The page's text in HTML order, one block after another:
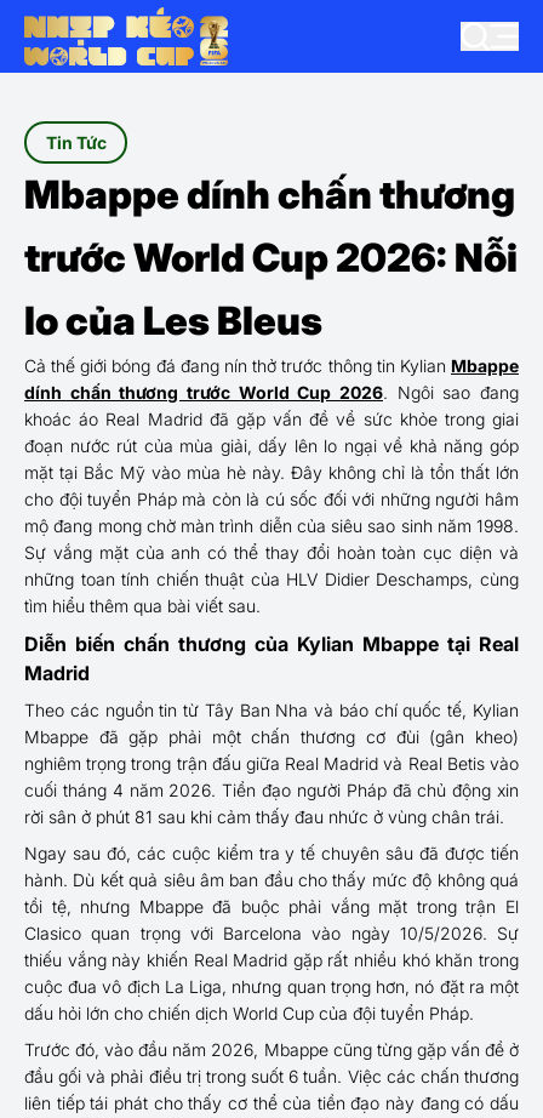
Tin Tức
Mbappe dính chấn thương
trước World Cup 2026: Nỗi
lo của Les Bleus
Cả thế giới bóng đá đang nín thở trước thông tin Kylian Mbappe
dính chấn thương trước World Cup 2026. Ngôi sao đang
khoác áo Real Madrid đã gặp vấn đề về sức khỏe trong giai
đoạn nước rút của mùa giải, dấy lên lo ngại về khả năng góp
mặt tại Bắc Mỹ vào mùa hè này. Đây không chỉ là tổn thất lớn
cho đội tuyển Pháp mà còn là cú sốc đối với những người hâm
mộ đang mong chờ màn trình diễn của siêu sao sinh năm 1998.
Sự vắng mặt của anh có thể thay đổi hoàn toàn cục diện và
những toan tính chiến thuật của HLV Didier Deschamps, cùng
tìm hiểu thêm qua bài viết sau.
Diễn biến chấn thương của Kylian Mbappe tại Real
Madrid
Theo các nguồn tin từ Tây Ban Nha và báo chí quốc tế, Kylian
Mbappe đã gặp phải một chấn thương cơ đùi (gân kheo)
nghiêm trọng trong trận đấu giữa Real Madrid và Real Betis vào
cuối tháng 4 năm 2026. Tiền đạo người Pháp đã chủ động xin
rời sân ở phút 81 sau khi cảm thấy đau nhức ở vùng chân trái.
Ngay sau đó, các cuộc kiểm tra y tế chuyên sâu đã được tiến
hành. Dù kết quả siêu âm ban đầu cho thấy mức độ không quá
tồi tệ, nhưng Mbappe đã buộc phải vắng mặt trong trận El
Clasico quan trọng với Barcelona vào ngày 10/5/2026. Sự
thiếu vắng này khiến Real Madrid gặp rất nhiều khó khăn trong
cuộc đua vô địch La Liga, nhưng quan trọng hơn, nó đặt ra một
dấu hỏi lớn cho chiến dịch World Cup của đội tuyển Pháp.
Trước đó, vào đầu năm 2026, Mbappe cũng từng gặp vấn đề ở
đầu gối và phải điều trị trong suốt 6 tuần. Việc các chấn thương
liên tiếp tái phát cho thấy cơ thể của tiền đạo này đang có dấu